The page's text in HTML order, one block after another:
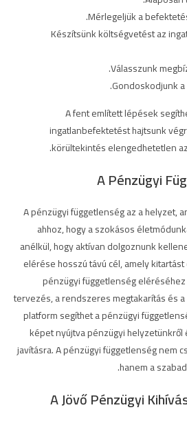
Mérlegeljük a
Készítsünk költségvetést az
Válasszunk
Gondoskodjunk
A fent említett lépések
ingatlanbefektetést hajtsunk
körültekintés elengedhetetlen
A Pénzügyi
A pénzügyi függetlenség az a helyzet,
ahhoz, hogy a szokásos
anélkül, hogy aktívan dolgoznunk
elérése hosszú távú cél, amely
pénzügyi függetlenség
tervezés, a rendszeres megtakarítás és
platform segíthet a pénzügyi
képet nyújtva pénzügyi
javításra. A pénzügyi függetlenség nem
hanem a
A Jövő Pénzügyi